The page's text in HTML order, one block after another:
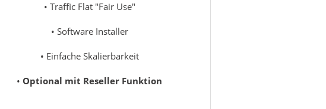
• Traffic Flat "Fair Use"
• Software Installer
• Einfache Skalierbarkeit
• Optional mit Reseller Funktion